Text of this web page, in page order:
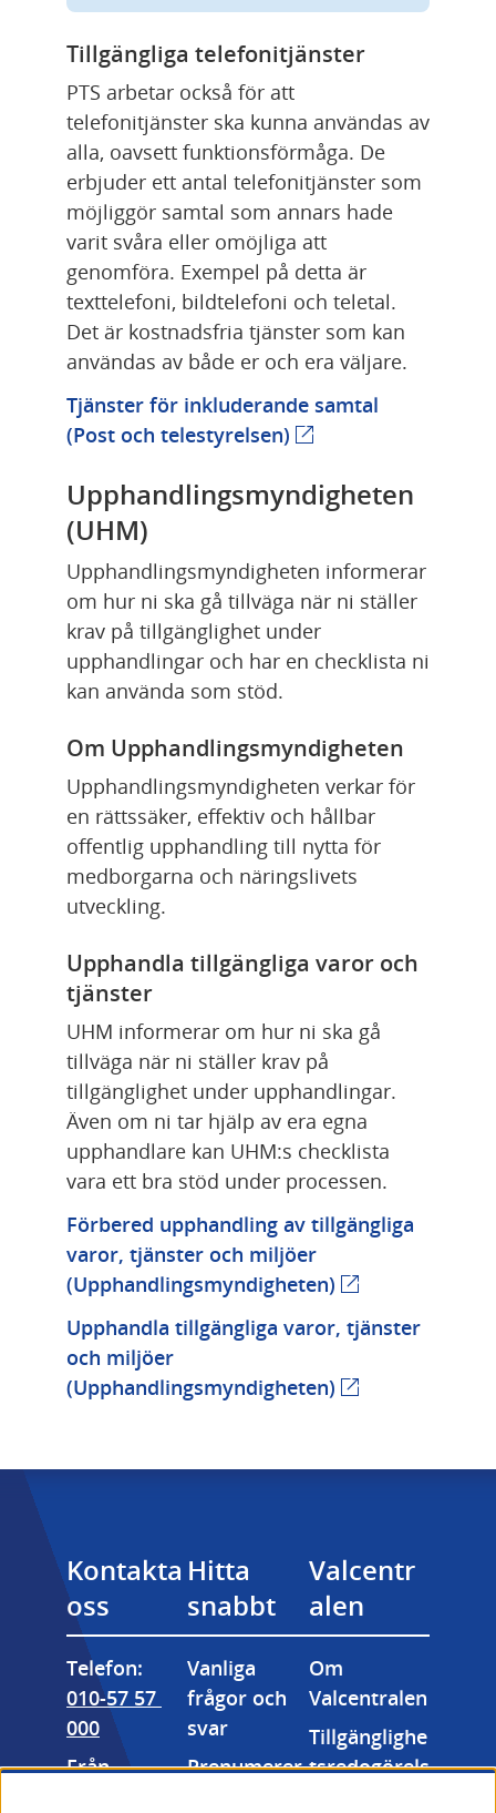
Tillgängliga telefonitjänster
PTS arbetar också för att
telefonitjänster ska kunna användas av
alla, oavsett funktionsförmåga. De
erbjuder ett antal telefonitjänster som
möjliggör samtal som annars hade
varit svåra eller omöjliga att
genomföra. Exempel på detta är
texttelefoni, bildtelefoni och teletal.
Det är kostnadsfria tjänster som kan
användas av både er och era väljare.
Tjänster för inkluderande samtal
(Post och telestyrelsen) Länk till annan
Upphandlingsmyndigheten
(UHM)
Upphandlingsmyndigheten informerar
om hur ni ska gå tillväga när ni ställer
krav på tillgänglighet under
upphandlingar och har en checklista ni
kan använda som stöd.
Om Upphandlingsmyndigheten
Upphandlingsmyndigheten verkar för
en rättssäker, effektiv och hållbar
offentlig upphandling till nytta för
medborgarna och näringslivets
utveckling.
Upphandla tillgängliga varor och
tjänster
UHM informerar om hur ni ska gå
tillväga när ni ställer krav på
tillgänglighet under upphandlingar.
Även om ni tar hjälp av era egna
upphandlare kan UHM:s checklista
vara ett bra stöd under processen.
Förbered upphandling av tillgängliga
varor, tjänster och miljöer
(Upphandlingsmyndigheten) Länk till annan
Upphandla tillgängliga varor, tjänster
och miljöer
(Upphandlingsmyndigheten) Länk till annan
Kontakta
oss
Telefon:
010-57 57
000
Från
Hitta
snabbt
Vanliga
frågor och
svar
Prenumerer
Valcentr
alen
Om
Valcentralen
Tillgänglighe
tsredogörels